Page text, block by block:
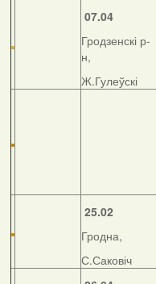
07.04
Гродзенскі р-
н,
Ж.Гулеўскі
25.02
Гродна,
С.Саковіч